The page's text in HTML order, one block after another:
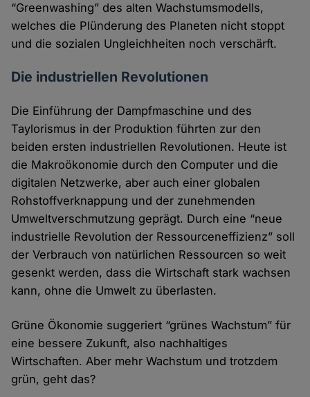
“Greenwashing” des alten Wachstumsmodells,
welches die Plünderung des Planeten nicht stoppt
und die sozialen Ungleichheiten noch verschärft.
Die industriellen Revolutionen
Die Einführung der Dampfmaschine und des
Taylorismus in der Produktion führten zur den
beiden ersten industriellen Revolutionen. Heute ist
die Makroökonomie durch den Computer und die
digitalen Netzwerke, aber auch einer globalen
Rohstoffverknappung und der zunehmenden
Umweltverschmutzung geprägt. Durch eine “neue
industrielle Revolution der Ressourceneffizienz” soll
der Verbrauch von natürlichen Ressourcen so weit
gesenkt werden, dass die Wirtschaft stark wachsen
kann, ohne die Umwelt zu überlasten.
Grüne Ökonomie suggeriert “grünes Wachstum” für
eine bessere Zukunft, also nachhaltiges
Wirtschaften. Aber mehr Wachstum und trotzdem
grün, geht das?